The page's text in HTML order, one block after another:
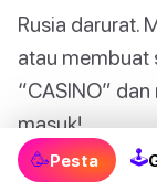
Rusia darurat.
atau membuat
“CASINO”
masuk!
🥳Pesta 🕹